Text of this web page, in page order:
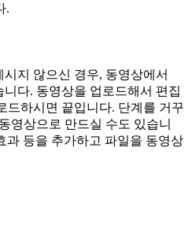
.
지 않으신 경우, 동영상에서
다. 동영상을 업로드해서 편집
드하시면 끝입니다. 단계를 거꾸
영상으로 만드실 수도 있습니
과 등을 추가하고 파일을 동영상